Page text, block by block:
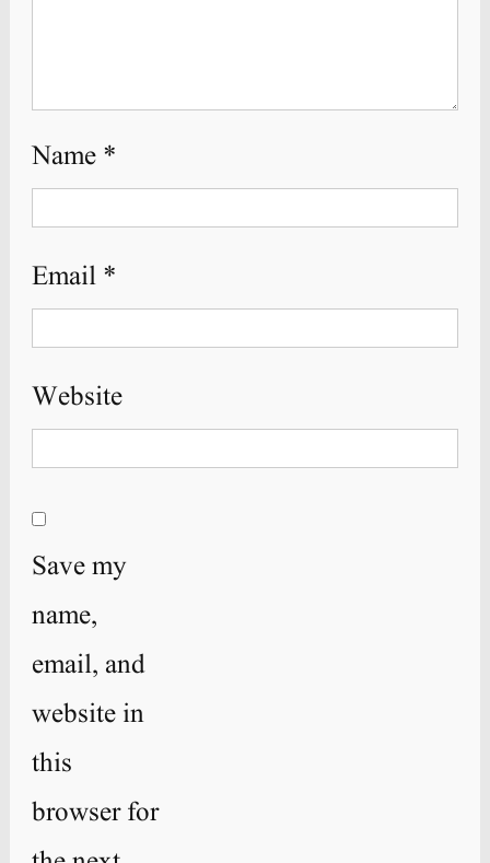
Name *
Email *
Website
Save my
name,
email, and
website in
this
browser for